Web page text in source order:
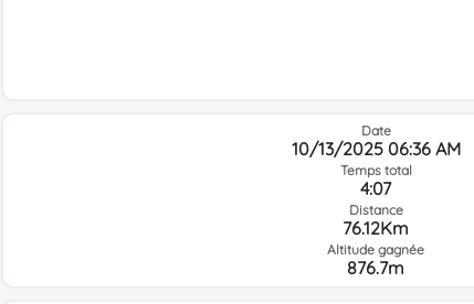
Date
10/13/2025 06:36 AM
Temps total
4:07
Distance
76.12Km
Altitude gagnée
876.7m